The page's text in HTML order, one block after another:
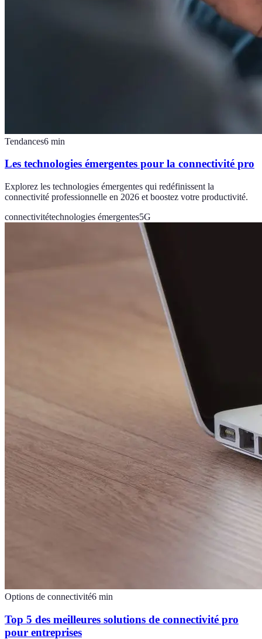
Tendances6 min
Les technologies émergentes pour la connectivité pro
Explorez les technologies émergentes qui redéfinissent la
connectivité professionnelle en 2026 et boostez votre productivité.
connectivitétechnologies émergentes5G
Options de connectivité6 min
Top 5 des meilleures solutions de connectivité pro
pour entreprises